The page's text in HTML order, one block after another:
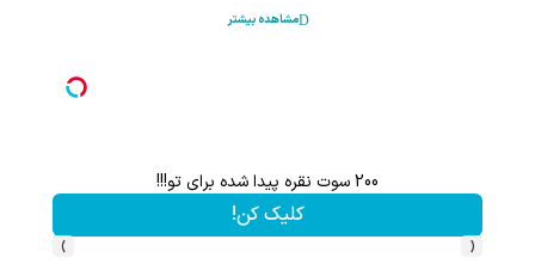
مشاهده بیشتر
200 سوت نقره پیدا شده برای تو!!!
کلیک کن!
‹
›